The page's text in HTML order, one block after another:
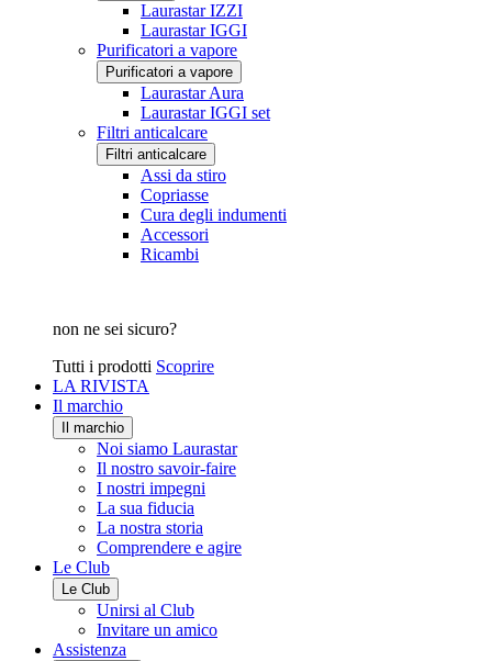
Laurastar IZZI
Laurastar IGGI
Purificatori a vapore
Purificatori a vapore
Laurastar Aura
Laurastar IGGI set
Filtri anticalcare
Filtri anticalcare
Assi da stiro
Copriasse
Cura degli indumenti
Accessori
Ricambi
non ne sei sicuro?
Tutti i prodotti Scoprire
LA RIVISTA
Il marchio
Il marchio
Noi siamo Laurastar
Il nostro savoir-faire
I nostri impegni
La sua fiducia
La nostra storia
Comprendere e agire
Le Club
Le Club
Unirsi al Club
Invitare un amico
Assistenza